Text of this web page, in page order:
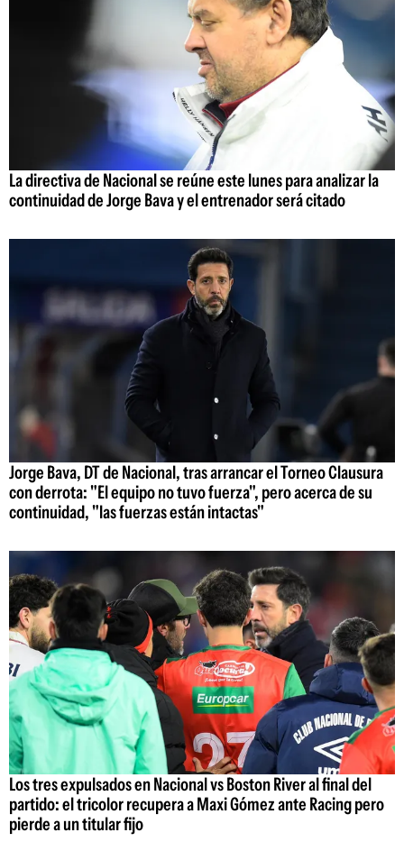
La directiva de Nacional se reúne este lunes para analizar la
continuidad de Jorge Bava y el entrenador será citado
Jorge Bava, DT de Nacional, tras arrancar el Torneo Clausura
con derrota: "El equipo no tuvo fuerza", pero acerca de su
continuidad, "las fuerzas están intactas"
Los tres expulsados en Nacional vs Boston River al final del
partido: el tricolor recupera a Maxi Gómez ante Racing pero
pierde a un titular fijo